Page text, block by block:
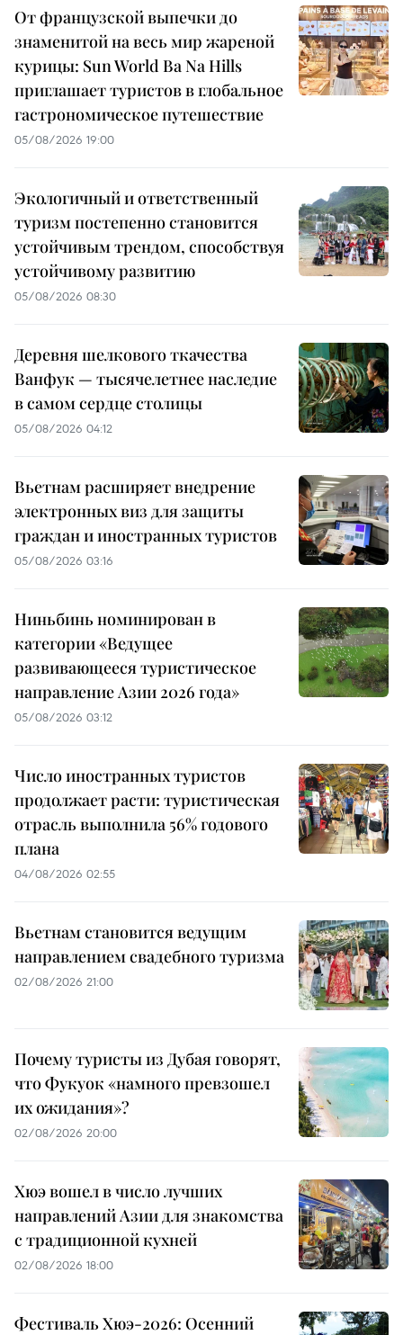
От французской выпечки до
знаменитой на весь мир жареной
курицы: Sun World Ba Na Hills
приглашает туристов в глобальное
гастрономическое путешествие
05/08/2026 19:00
Экологичный и ответственный
туризм постепенно становится
устойчивым трендом, способствуя
устойчивому развитию
05/08/2026 08:30
Деревня шелкового ткачества
Ванфук — тысячелетнее наследие
в самом сердце столицы
05/08/2026 04:12
Вьетнам расширяет внедрение
электронных виз для защиты
граждан и иностранных туристов
05/08/2026 03:16
Ниньбинь номинирован в
категории «Ведущее
развивающееся туристическое
направление Азии 2026 года»
05/08/2026 03:12
Число иностранных туристов
продолжает расти: туристическая
отрасль выполнила 56% годового
плана
04/08/2026 02:55
Вьетнам становится ведущим
направлением свадебного туризма
02/08/2026 21:00
Почему туристы из Дубая говорят,
что Фукуок «намного превзошел
их ожидания»?
02/08/2026 20:00
Хюэ вошел в число лучших
направлений Азии для знакомства
с традиционной кухней
02/08/2026 18:00
Фестиваль Хюэ-2026: Осенний